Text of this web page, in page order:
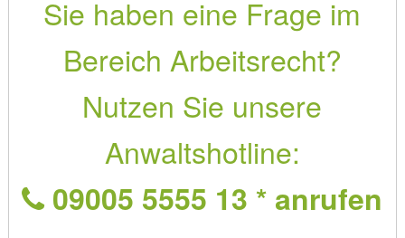
Sie haben eine Frage im
Bereich Arbeitsrecht?
Nutzen Sie unsere
Anwaltshotline:
09005 5555 13 * anrufen